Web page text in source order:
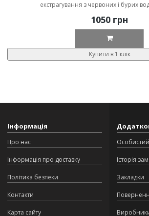
екстрагування з червоних і бурих
1050 грн
Купити в 1 клік
Інформація
Про нас
Інформація про доставку
Політика безпеки
Контакти
Карта сайту
Історія
Закладки